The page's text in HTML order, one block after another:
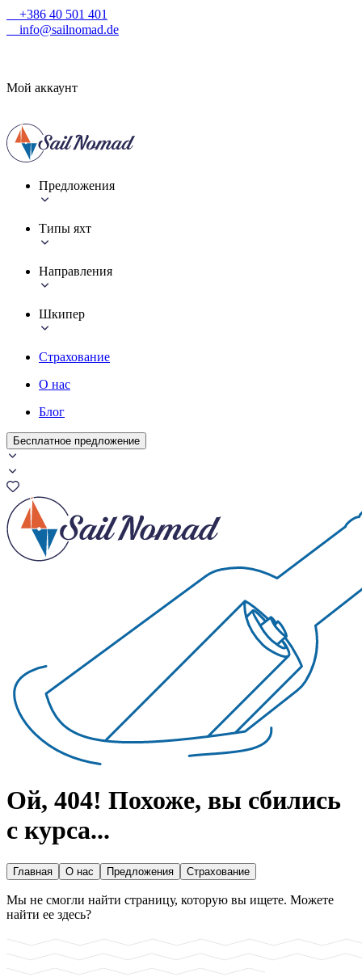
+386 40 501 401
info@sailnomad.de
Мой аккаунт
Предложения
Типы яхт
Направления
Шкипер
Страхование
О нас
Блог
Бесплатное предложение
Ой, 404! Похоже, вы сбились
с курса...
Главная О нас Предложения Страхование
Мы не смогли найти страницу, которую вы ищете. Можете
найти ее здесь?